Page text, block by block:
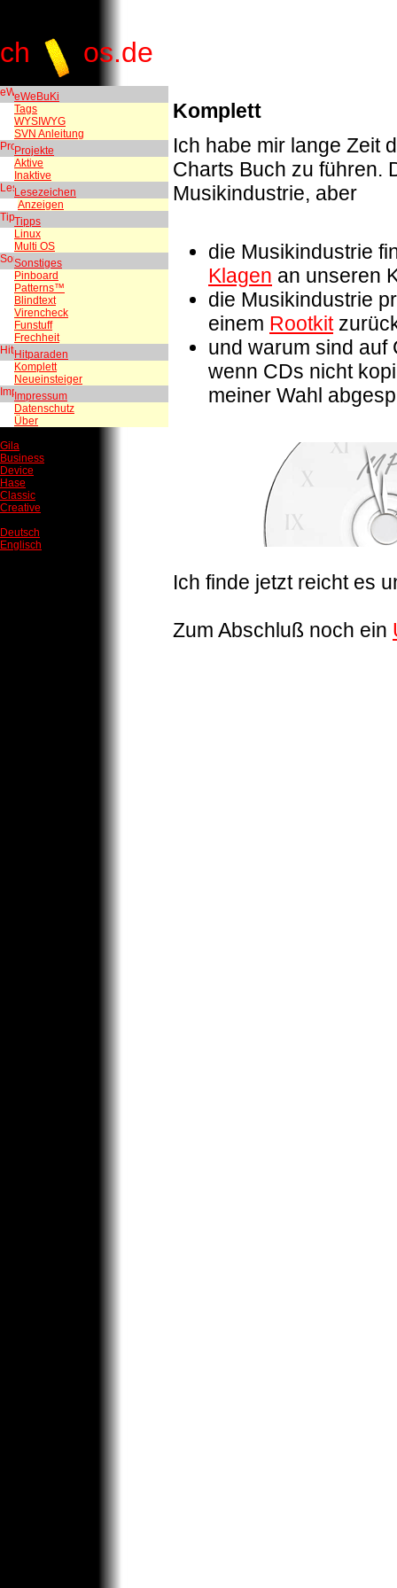
ch os.de
eWeBuKi
Tags
WYSIWYG
SVN Anleitung
Projekte
Aktive
Inaktive
Lesezeichen
Anzeigen
Tipps
Linux
Multi OS
Sonstiges
Pinboard
Patterns™
Blindtext
Virencheck
Funstuff
Frechheit
Hitparaden
Komplett
Neueinsteiger
Impressum
Datenschutz
Über
Gila
Business
Device
Hase
Classic
Creative
Deutsch
Englisch
Komplett
Ich habe mir lange Zeit
Charts Buch zu führen.
Musikindustrie, aber
die Musikindustrie
Klagen an unseren
die Musikindustrie
einem Rootkit
und warum sind
wenn CDs nicht
meiner Wahl
Ich finde jetzt reicht es
Zum Abschluß noch ein